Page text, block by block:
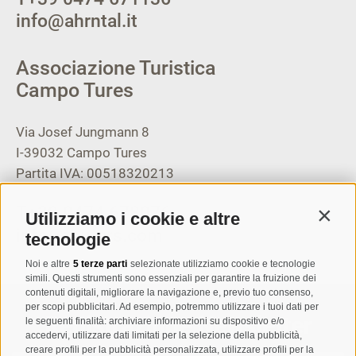
Utilizziamo i cookie e altre
tecnologie
Noi e altre 5 terze parti selezionate utilizziamo cookie e tecnologie
simili. Questi strumenti sono essenziali per garantire la fruizione dei
contenuti digitali, migliorare la navigazione e, previo tuo consenso,
per scopi pubblicitari. Ad esempio, potremmo utilizzare i tuoi dati per
le seguenti finalità: archiviare informazioni su dispositivo e/o
accedervi, utilizzare dati limitati per la selezione della pubblicità,
creare profili per la pubblicità personalizzata, utilizzare profili per la
info@ahrntal.it
Associazione Turistica
Campo Tures
Via Josef Jungmann 8
I-39032 Campo Tures
Partita IVA: 00518320213
T+39 0474 678076
info@taufers.com
Registrazione Newsletter